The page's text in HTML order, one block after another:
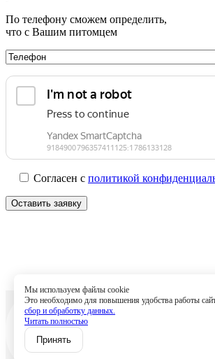
По телефону сможем определить,
что с Вашим питомцем
Согласен с политикой
Мы используем файлы cookie
Это необходимо для повышения удобства работы
сбор и обработку данных.
Читать полностью
Принять